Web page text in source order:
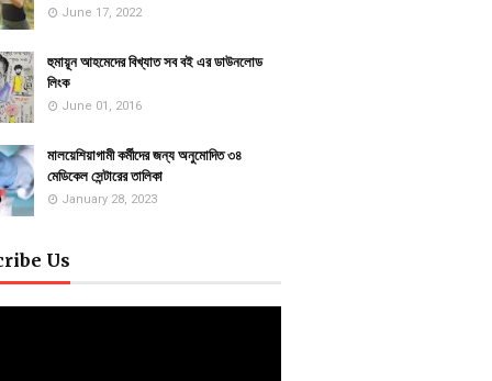
June 17, 2022
হুমায়ূন আহমেদের বিখ্যাত সব বই এর ডাউনলোড
লিংক
June 01, 2016
মালয়েশিয়াগামী কর্মীদের জন্য অনুমোদিত ৩৪
মেডিকেল সেন্টারের তালিকা
January 28, 2023
Us